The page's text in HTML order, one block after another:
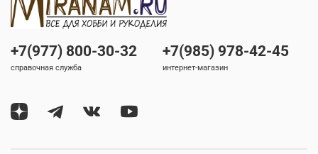
+7(977) 800-30-32
справочная служба
+7(985) 978-42-45
интернет-магазин